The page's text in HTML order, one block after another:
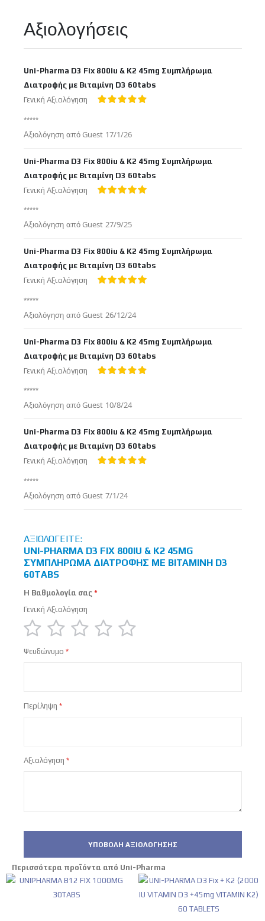
Αξιολογήσεις
Uni-Pharma D3 Fix 800iu & K2 45mg Συμπλήρωμα
Διατροφής με Βιταμίνη D3 60tabs
Γενική Αξιολόγηση
*****
Αξιολόγηση απόGuest Δημοσιεύτηκε
στις
17/1/26
Uni-Pharma D3 Fix 800iu & K2 45mg Συμπλήρωμα
Διατροφής με Βιταμίνη D3 60tabs
Γενική Αξιολόγηση
*****
Αξιολόγηση απόGuest Δημοσιεύτηκε
στις
27/9/25
Uni-Pharma D3 Fix 800iu & K2 45mg Συμπλήρωμα
Διατροφής με Βιταμίνη D3 60tabs
Γενική Αξιολόγηση
*****
Αξιολόγηση απόGuest Δημοσιεύτηκε
στις
26/12/24
Uni-Pharma D3 Fix 800iu & K2 45mg Συμπλήρωμα
Διατροφής με Βιταμίνη D3 60tabs
Γενική Αξιολόγηση
*****
Αξιολόγηση απόGuest Δημοσιεύτηκε
στις
10/8/24
Uni-Pharma D3 Fix 800iu & K2 45mg Συμπλήρωμα
Διατροφής με Βιταμίνη D3 60tabs
Γενική Αξιολόγηση
*****
Αξιολόγηση απόGuest Δημοσιεύτηκε
στις
7/1/24
ΑΞΙΟΛΟΓΕΊΤΕ:
UNI-PHARMA D3 FIX 800IU & K2 45MG
ΣΥΜΠΛΉΡΩΜΑ ΔΙΑΤΡΟΦΉΣ ΜΕ ΒΙΤΑΜΊΝΗ D3
60TABS
Η Βαθμολογία σας
Γενική Αξιολόγηση
star
stars
stars
stars
stars
Ψευδώνυμο
Περίληψη
Αξιολόγηση
ΥΠΟΒΟΛΉ ΑΞΙΟΛΌΓΗΣΗΣ
Περισσότερα προϊόντα από Uni-Pharma